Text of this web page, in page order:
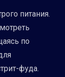
питания.
по
фуда.